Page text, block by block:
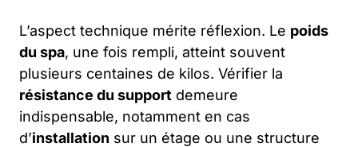
L’aspect technique mérite réflexion. Le poids
du spa, une fois rempli, atteint souvent
plusieurs centaines de kilos. Vérifier la
résistance du support demeure
indispensable, notamment en cas
d’installation sur un étage ou une structure